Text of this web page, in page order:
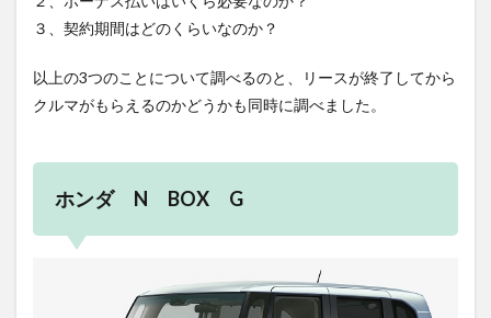
３、契約期間はどのくらいなのか？
以上の3つのことについて調べるのと、リースが終了してから
クルマがもらえるのかどうかも同時に調べました。
ホンダ N BOX G